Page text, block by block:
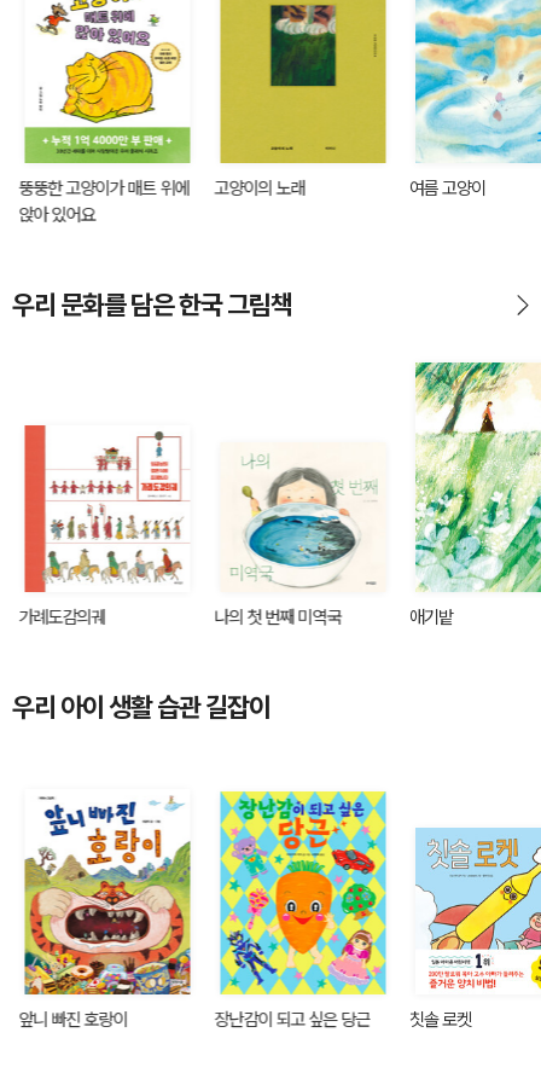
뚱뚱한 고양이가 매트 위에
앉아 있어요
고양이의 노래 여름 고양이
우리 문화를 담은 한국 그림책
가례도감의궤 나의 첫 번째 미역국 애기밭
우리 아이 생활 습관 길잡이
앞니 빠진 호랑이 장난감이 되고 싶은 당근 칫솔 로켓